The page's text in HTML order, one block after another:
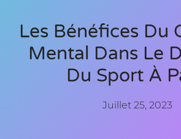
Les Bénéfices Du
Mental Dans Le
Du Sport À
Juillet 25, 2023